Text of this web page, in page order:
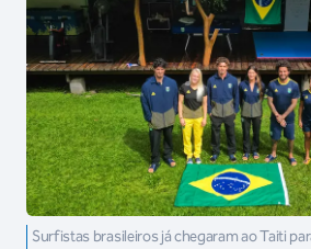
Surfistas brasileiros já chegaram ao Taiti